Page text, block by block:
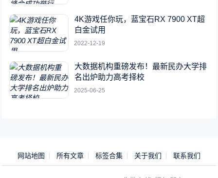
4K游戏任你玩，蓝宝石RX 7900 XT超
白金试用
2022-12-19
大数据机构重磅发布！最新民办大学排
名出炉助力高考择校
2025-06-25
网站地图 所有文章 标签合集 关于我们 联系我们